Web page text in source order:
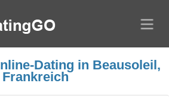
Dating in Beausoleil,
Frankreich